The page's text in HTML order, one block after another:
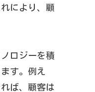
により、顧
ロジーを積
す。例え
ば、顧客は